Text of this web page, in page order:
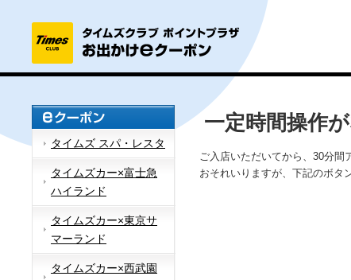
タイムズ スパ・レスタ
タイムズカー×富士急
ハイランド
タイムズカー×東京サ
マーランド
タイムズカー×西武園
一定時間操作
ご入店いただいてから、30分間
おそれいりますが、下記のボタ